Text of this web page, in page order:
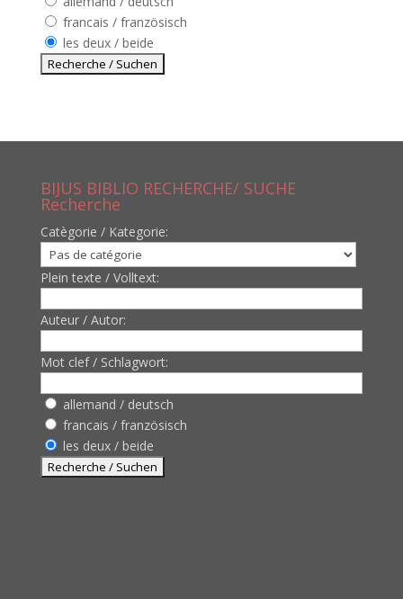
francais / französisch
les deux / beide
BIJUS BIBLIO RECHERCHE/ SUCHE
Recherche
Catègorie / Kategorie:
Plein texte / Volltext:
Auteur / Autor:
Mot clef / Schlagwort:
allemand / deutsch
francais / französisch
les deux / beide